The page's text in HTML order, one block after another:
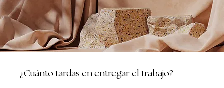
¿Cuánto tardas en entregar el trabajo?